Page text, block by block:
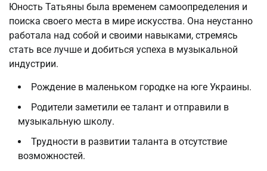
Юность Татьяны была временем самоопределения и
поиска своего места в мире искусства. Она неустанно
работала над собой и своими навыками, стремясь
стать все лучше и добиться успеха в музыкальной
индустрии.
Рождение в маленьком городке на юге Украины.
Родители заметили ее талант и отправили в
музыкальную школу.
Трудности в развитии таланта в отсутствие
возможностей.